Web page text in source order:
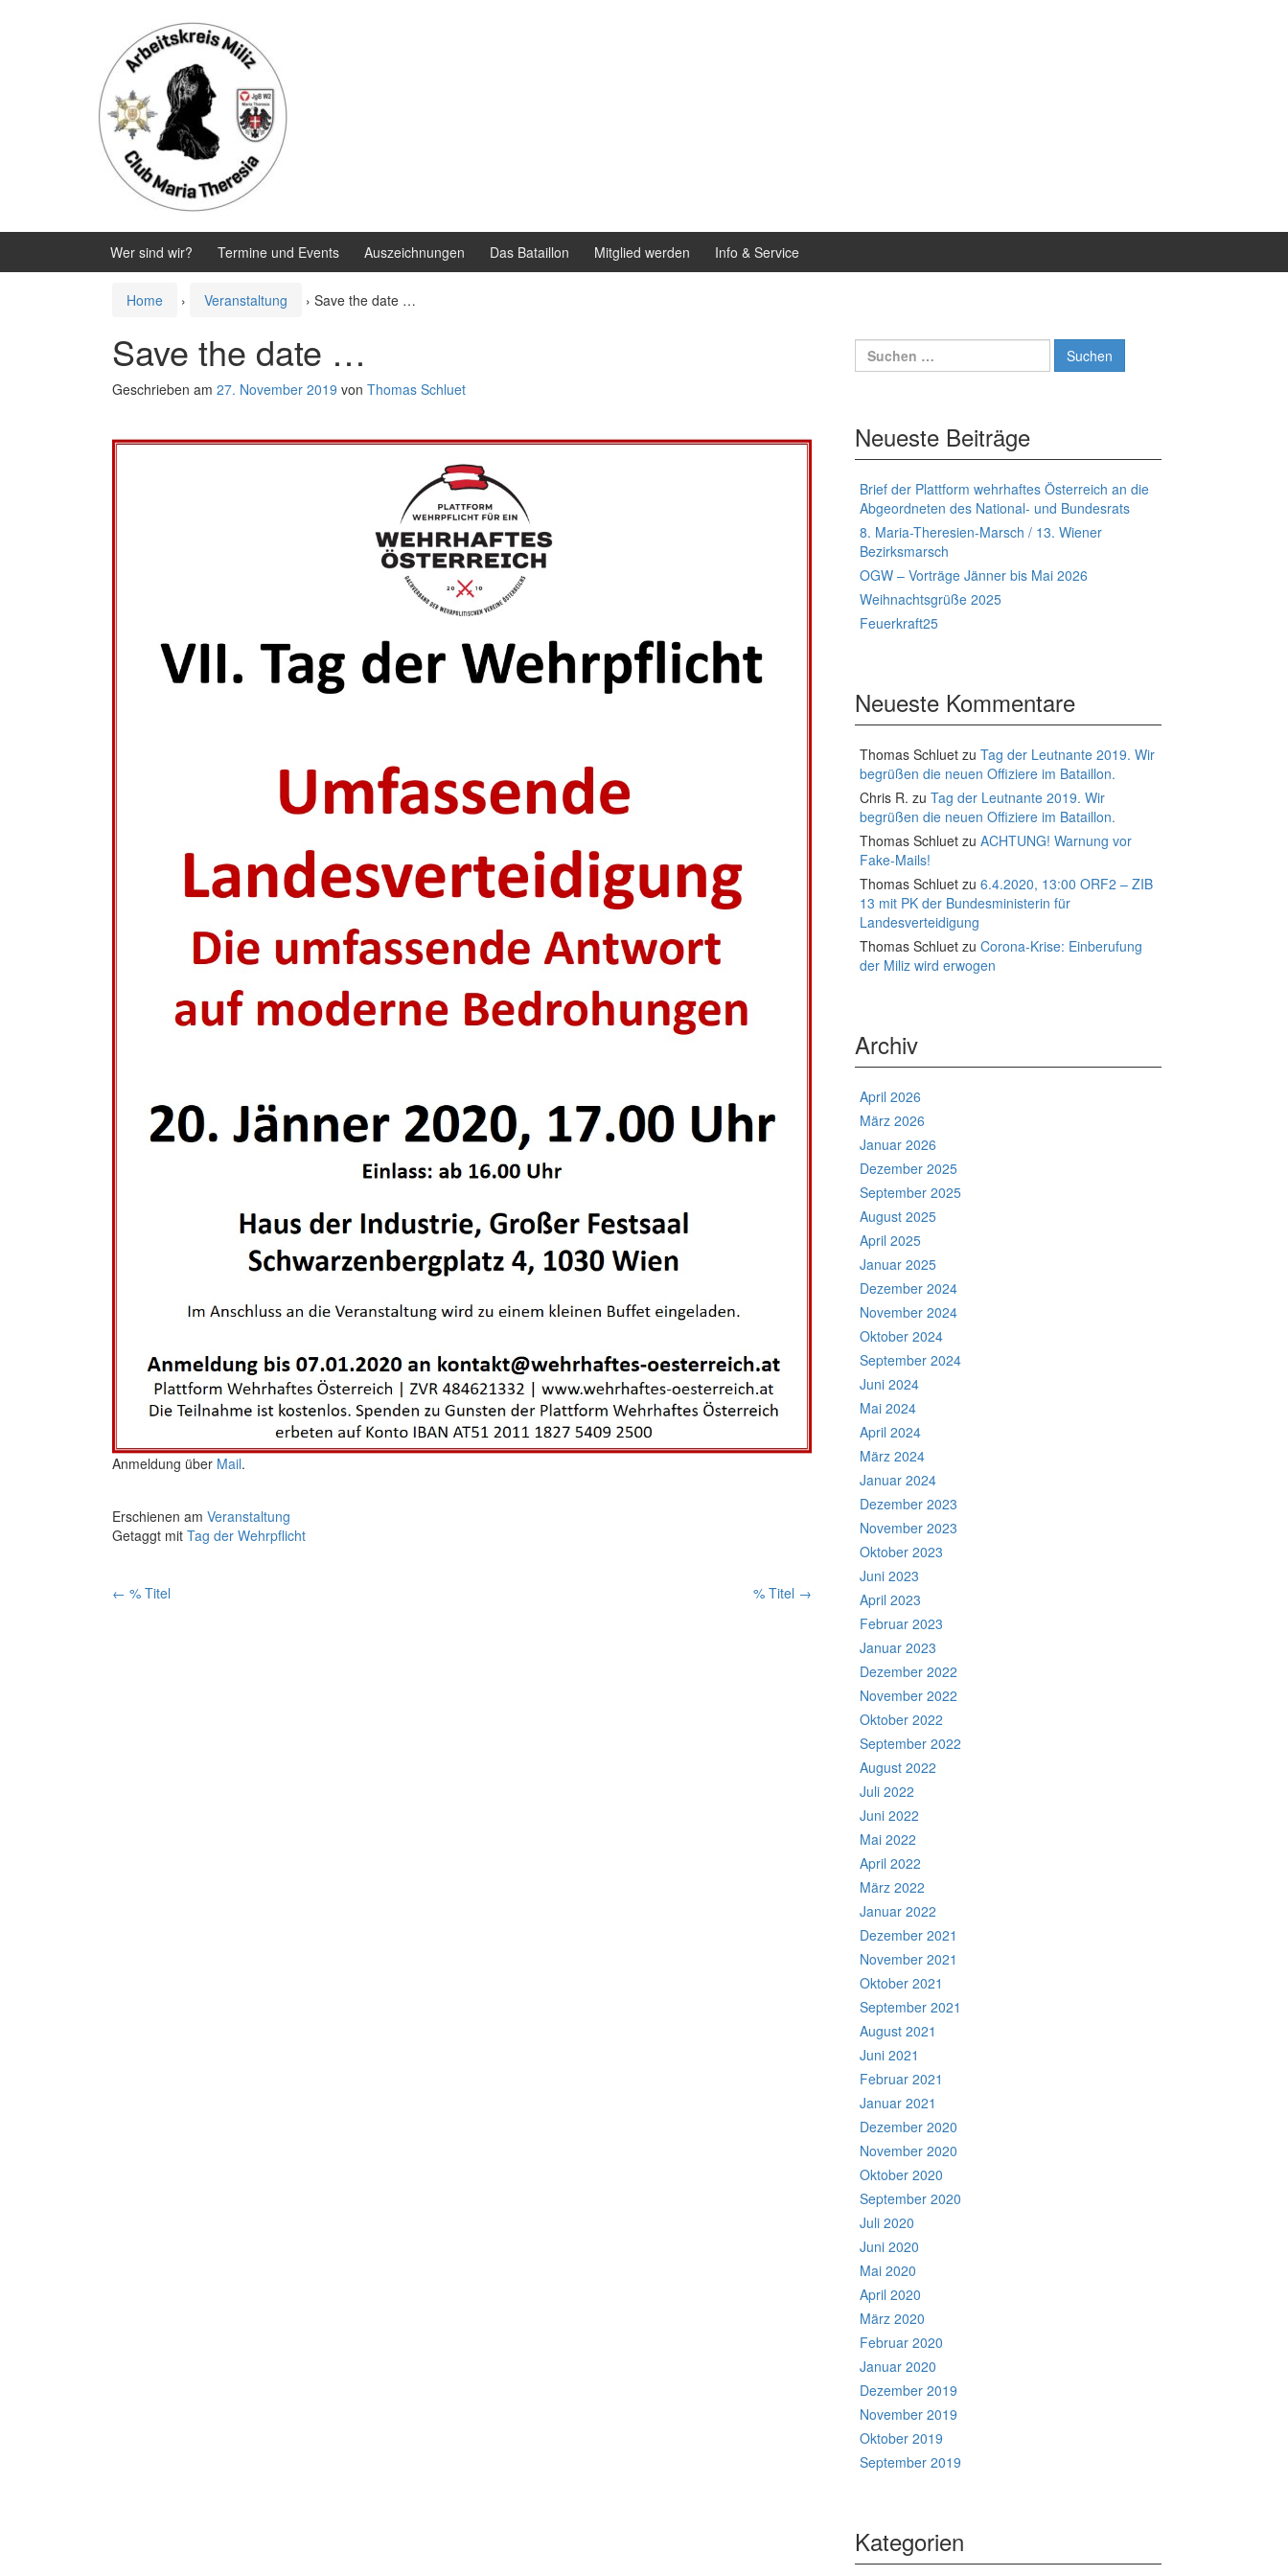
Wer sind wir? Termine und Events Auszeichnungen Das Bataillon Mitglied werden Info & Service
Home › Veranstaltung › Save the date …
Save the date …
Geschrieben am 27. November 2019 von Thomas Schluet
Anmeldung über Mail.
Erschienen am Veranstaltung
Getaggt mit Tag der Wehrpflicht
Artikelnavigation
← % Titel % Titel →
Suchen
nach:
Neueste Beiträge
Brief der Plattform wehrhaftes Österreich an die
Abgeordneten des National- und Bundesrats
8. Maria-Theresien-Marsch / 13. Wiener
Bezirksmarsch
OGW – Vorträge Jänner bis Mai 2026
Weihnachtsgrüße 2025
Feuerkraft25
Neueste Kommentare
Thomas Schluet zu Tag der Leutnante 2019. Wir
begrüßen die neuen Offiziere im Bataillon.
Chris R. zu Tag der Leutnante 2019. Wir
begrüßen die neuen Offiziere im Bataillon.
Thomas Schluet zu ACHTUNG! Warnung vor
Fake-Mails!
Thomas Schluet zu 6.4.2020, 13:00 ORF2 – ZIB
13 mit PK der Bundesministerin für
Landesverteidigung
Thomas Schluet zu Corona-Krise: Einberufung
der Miliz wird erwogen
Archiv
April 2026
März 2026
Januar 2026
Dezember 2025
September 2025
August 2025
April 2025
Januar 2025
Dezember 2024
November 2024
Oktober 2024
September 2024
Juni 2024
Mai 2024
April 2024
März 2024
Januar 2024
Dezember 2023
November 2023
Oktober 2023
Juni 2023
April 2023
Februar 2023
Januar 2023
Dezember 2022
November 2022
Oktober 2022
September 2022
August 2022
Juli 2022
Juni 2022
Mai 2022
April 2022
März 2022
Januar 2022
Dezember 2021
November 2021
Oktober 2021
September 2021
August 2021
Juni 2021
Februar 2021
Januar 2021
Dezember 2020
November 2020
Oktober 2020
September 2020
Juli 2020
Juni 2020
Mai 2020
April 2020
März 2020
Februar 2020
Januar 2020
Dezember 2019
November 2019
Oktober 2019
September 2019
Kategorien